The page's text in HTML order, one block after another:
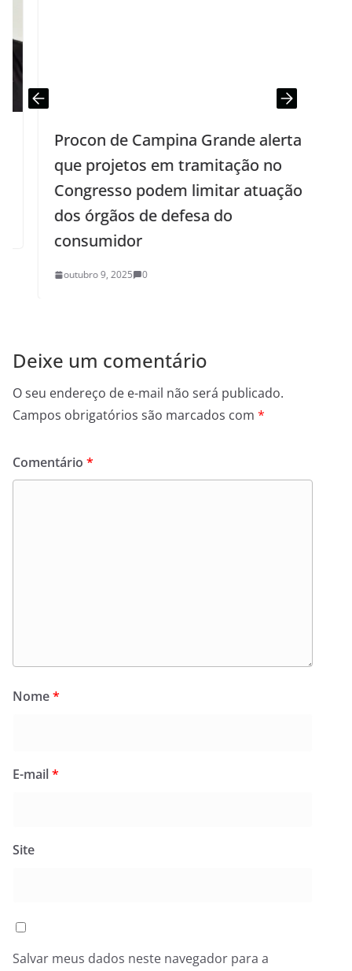
Procon de Campina Grande alerta
que projetos em tramitação no
Congresso podem limitar atuação
dos órgãos de defesa do
consumidor
outubro 9, 2025 0
Deixe um comentário
O seu endereço de e-mail não será publicado.
Campos obrigatórios são marcados com *
Comentário *
Nome*
E-mail*
Site
Salvar meus dados neste navegador para a